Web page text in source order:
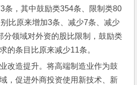
条，其中鼓励类354条、限制类80
比原来增加3条、减少7条、减少
分领域对外资的股比限制，鼓励类
的条目比原来减少11条。
改造提升。将高端制造业作为鼓
，促进外商投资使用新技术、新